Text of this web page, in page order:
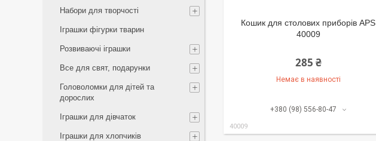
Кошик для столових приборів APS
40009
285 ₴
Немає в наявності
+380 (98) 556-80-47
40009
Набори для творчості
Іграшки фігурки тварин
Розвиваючі іграшки
Все для свят, подарунки
Головоломки для дітей та
дорослих
Іграшки для дівчаток
Іграшки для хлопчиків